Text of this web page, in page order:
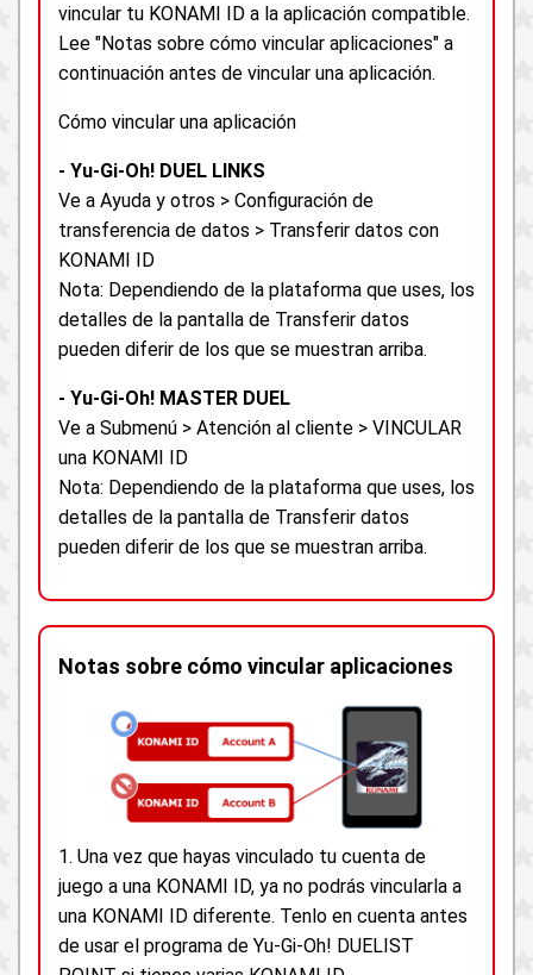
vincular tu KONAMI ID a la aplicación compatible.
Lee "Notas sobre cómo vincular aplicaciones" a
continuación antes de vincular una aplicación.
Cómo vincular una aplicación
- Yu-Gi-Oh! DUEL LINKS
Ve a Ayuda y otros > Configuración de
transferencia de datos > Transferir datos con
KONAMI ID
Nota: Dependiendo de la plataforma que uses, los
detalles de la pantalla de Transferir datos
pueden diferir de los que se muestran arriba.
- Yu-Gi-Oh! MASTER DUEL
Ve a Submenú > Atención al cliente > VINCULAR
una KONAMI ID
Nota: Dependiendo de la plataforma que uses, los
detalles de la pantalla de Transferir datos
pueden diferir de los que se muestran arriba.
Notas sobre cómo vincular aplicaciones
1. Una vez que hayas vinculado tu cuenta de
juego a una KONAMI ID, ya no podrás vincularla a
una KONAMI ID diferente. Tenlo en cuenta antes
de usar el programa de Yu-Gi-Oh! DUELIST